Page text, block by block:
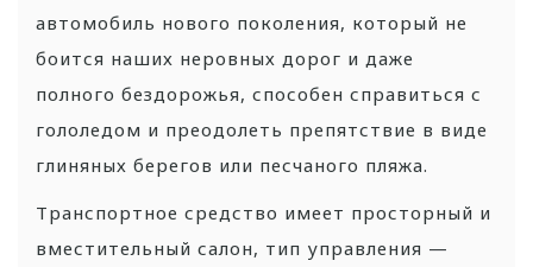
автомобиль нового поколения, который не
боится наших неровных дорог и даже
полного бездорожья, способен справиться с
гололедом и преодолеть препятствие в виде
глиняных берегов или песчаного пляжа.
Транспортное средство имеет просторный и
вместительный салон, тип управления —